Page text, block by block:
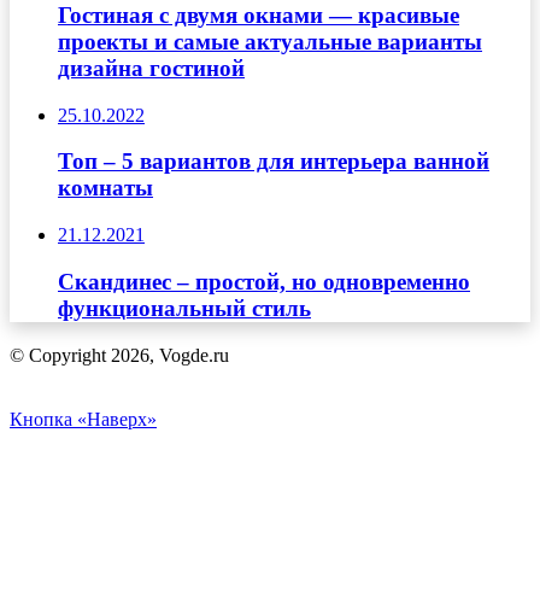
Гостиная с двумя окнами — красивые
проекты и самые актуальные варианты
дизайна гостиной
25.10.2022
Топ – 5 вариантов для интерьера ванной
комнаты
21.12.2021
Скандинес – простой, но одновременно
функциональный стиль
© Copyright 2026, Vogde.ru
Кнопка «Наверх»